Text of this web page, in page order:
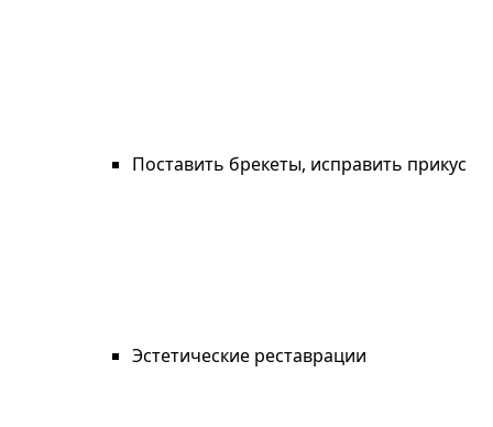
Поставить брекеты, исправить прикус
Эстетические реставрации